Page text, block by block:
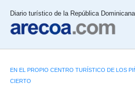
Diario turístico de la República Dominicana
EN EL PROPIO CENTRO TURÍSTICO DE LOS
CIERTO